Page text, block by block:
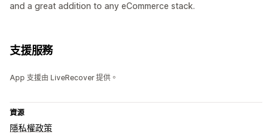
and a great addition to any eCommerce stack.
支援服務
App 支援由 LiveRecover 提供。
資源
隱私權政策